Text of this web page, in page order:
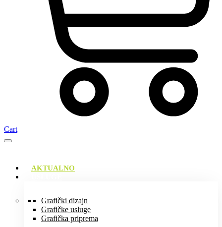
Cart
AKTUALNO
Grafički dizajn
Grafičke usluge
Grafička priprema